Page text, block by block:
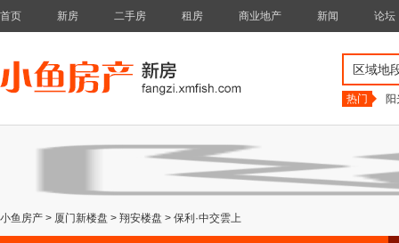
首页 新房 二手房 租房 商业地产 新闻 论坛
区域地
热门
小鱼房产 > 厦门新楼盘 > 翔安楼盘 > 保利·中交雲上